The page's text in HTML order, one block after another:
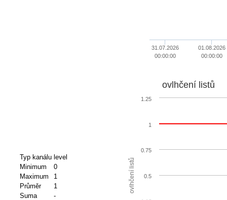
31.07.2026
00:00:00
01.08.2026
00:00:00
Typ kanálu level
Minimum
0
Maximum
1
Průměr
1
Suma
-
ovlhčení listů
ovlhčení listů
0.5
0.75
1
1.25